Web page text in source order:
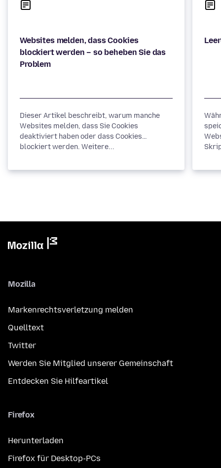
Websites melden, dass Cookies
blockiert werden – so beheben Sie das
Problem
Dieser Artikel beschreibt, warum manche
Websites melden, dass Sie Cookies
deaktiviert haben oder dass Cookies
blockiert werden. Weitere...
Mozilla
Markenrechtsverletzung melden
Quelltext
Twitter
Werden Sie Mitglied unserer Gemeinschaft
Entdecken Sie Hilfeartikel
Firefox
Herunterladen
Firefox für Desktop-PCs